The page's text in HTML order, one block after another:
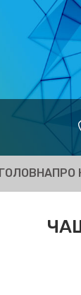
ГОЛОВНАПРО